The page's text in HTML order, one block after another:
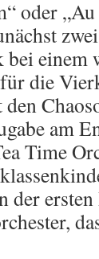
oder
einem
die
am
Time
der ersten